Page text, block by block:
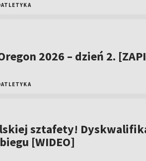
2026 – dzień 2.
sztafety!
[WIDEO]